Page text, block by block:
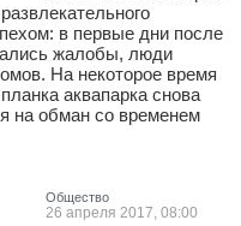
в первые дни после
жалобы, люди
На некоторое время
аквапарка снова
на обман со временем
Общество
26 апреля 2017, 08:00